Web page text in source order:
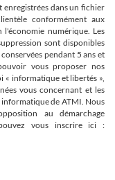
dans un fichier
conformément aux
numérique. Les
sont disponibles
conservées pendant 5 ans et
vous proposer nos
« informatique et libertés »,
vous concernant et les
de ATMI. Nous
au démarchage
vous inscrire ici :